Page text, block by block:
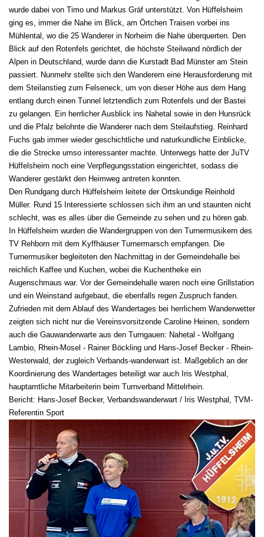
wurde dabei von Timo und Markus Gräf unterstützt. Von Hüffelsheim
ging es, immer die Nahe im Blick, am Örtchen Traisen vorbei ins
Mühlental, wo die 25 Wanderer in Norheim die Nahe überquerten. Den
Blick auf den Rotenfels gerichtet, die höchste Steilwand nördlich der
Alpen in Deutschland, wurde dann die Kurstadt Bad Münster am Stein
passiert. Nunmehr stellte sich den Wanderern eine Herausforderung mit
dem Steilanstieg zum Felseneck, um von dieser Höhe aus dem Hang
entlang durch einen Tunnel letztendlich zum Rotenfels und der Bastei
zu gelangen. Ein herrlicher Ausblick ins Nahetal sowie in den Hunsrück
und die Pfalz belohnte die Wanderer nach dem Steilaufstieg. Reinhard
Fuchs gab immer wieder geschichtliche und naturkundliche Einblicke,
die die Strecke umso interessanter machte. Unterwegs hatte der JuTV
Hüffelsheim noch eine Verpflegungsstation eingerichtet, sodass die
Wanderer gestärkt den Heimweg antreten konnten.
Den Rundgang durch Hüffelsheim leitete der Ortskundige Reinhold
Müller. Rund 15 Interessierte schlossen sich ihm an und staunten nicht
schlecht, was es alles über die Gemeinde zu sehen und zu hören gab.
In Hüffelsheim wurden die Wandergruppen von den Turnermusikern des
TV Rehborn mit dem Kyffhäuser Turnermarsch empfangen. Die
Turnermusiker begleiteten den Nachmittag in der Gemeindehalle bei
reichlich Kaffee und Kuchen, wobei die Kuchentheke ein
Augenschmaus war. Vor der Gemeindehalle waren noch eine Grillstation
und ein Weinstand aufgebaut, die ebenfalls regen Zuspruch fanden.
Zufrieden mit dem Ablauf des Wandertages bei herrlichem Wanderwetter
zeigten sich nicht nur die Vereinsvorsitzende Caroline Heinen, sondern
auch die Gauwanderwarte aus den Turngauen: Nahetal - Wolfgang
Lambio, Rhein-Mosel - Rainer Böckling und Hans-Josef Becker - Rhein-
Westerwald, der zugleich Verbands-wanderwart ist. Maßgeblich an der
Koordinierung des Wandertages beteiligt war auch Iris Westphal,
hauptamtliche Mitarbeiterin beim Turnverband Mittelrhein.
Bericht: Hans-Josef Becker, Verbandswanderwart / Iris Westphal, TVM-
Referentin Sport